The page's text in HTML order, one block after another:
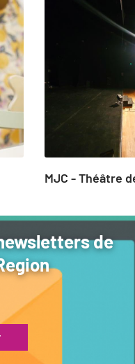
MJC - Théâtre
de